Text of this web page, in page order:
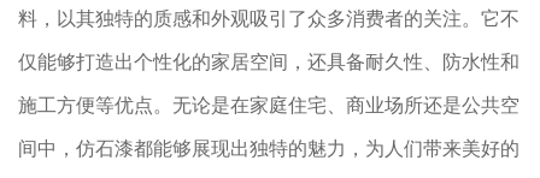
料，以其独特的质感和外观吸引了众多消费者的关注。它不
仅能够打造出个性化的家居空间，还具备耐久性、防水性和
施工方便等优点。无论是在家庭住宅、商业场所还是公共空
间中，仿石漆都能够展现出独特的魅力，为人们带来美好的